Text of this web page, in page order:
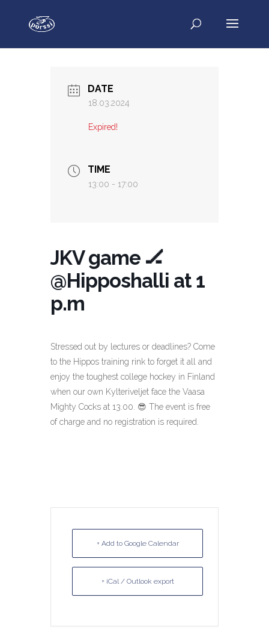
DATE
18.03.2024
Expired!
TIME
13:00 - 17:00
JKV game 🏒
@Hipposhalli at 1
p.m
Stressed out by lectures or deadlines? Come
to the Hippos training rink to forget it all and
enjoy the toughest college hockey in Finland
when our own Kylteriveljet face the Vaasa
Mighty Cocks at 13.00. 😎 The event is free
of charge and no registration is required.
+ Add to Google Calendar
+ iCal / Outlook export